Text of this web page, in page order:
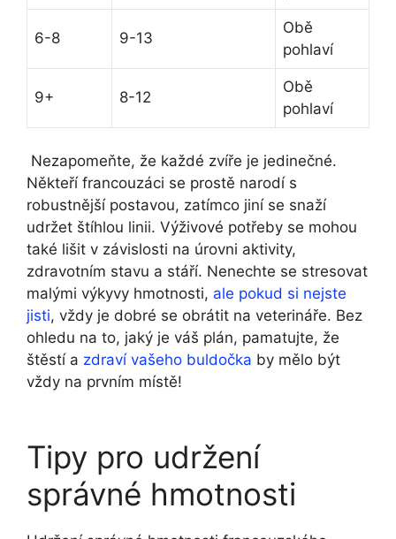
6-8 9-13
Obě
pohlaví
9+ 8-12
Obě
pohlaví
⁢ Nezapomeňte,⁢ že každé zvíře je jedinečné.
Někteří francouzáci⁢ se prostě narodí s
robustnější‌ postavou, zatímco jiní se snaží
udržet štíhlou linii. Výživové potřeby se mohou
‌také lišit v závislosti na úrovni aktivity,​
zdravotním stavu a stáří. Nenechte se stresovat
malými výkyvy hmotnosti, ale pokud si nejste
jisti,⁤ vždy je dobré​ se obrátit na ‌veterináře. Bez
ohledu na to, jaký je váš plán, pamatujte, že
štěstí a zdraví vašeho buldočka by mělo být
vždy na prvním místě!
Tipy pro udržení
správné‍ hmotnosti